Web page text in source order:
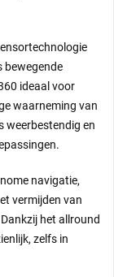
bewegende
ideaal voor
waarneming van
weerbestendig en
navigatie,
vermijden van
het allround
zelfs in